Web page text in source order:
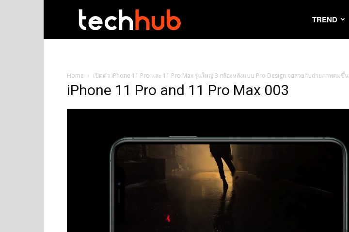
TREND
Home เปิดตัว iPhone 11 Pro และ 11 Pro Max รุ่นใหญ่ 3 กล้องหลังแบบ Pro Design จอสวยกับถ่ายภาพคมขึ้น
iPhone 11 Pro and 11 Pro Max 003